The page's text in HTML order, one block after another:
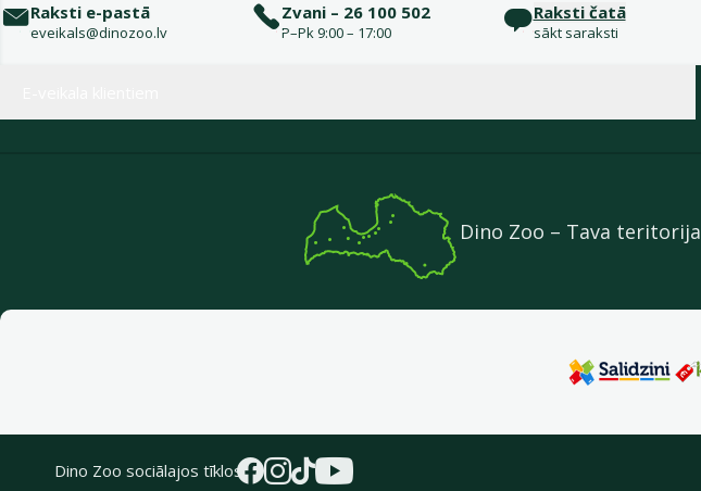
Raksti e-pastā
eveikals@dinozoo.lv
Zvani – 26 100 502
P–Pk 9:00 – 17:00
Raksti čatā
sākt saraksti
Dino Zoo – Tava teritorija
Dino Zoo sociālajos tīklos